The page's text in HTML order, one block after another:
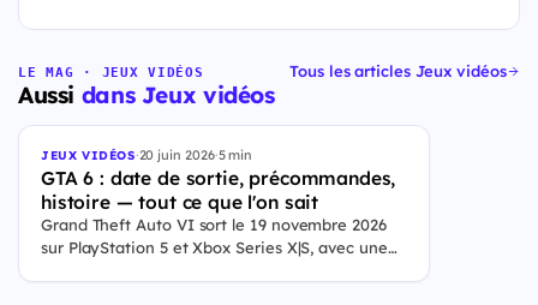
LE MAG · JEUX VIDÉOS
Aussi dans Jeux vidéos
Tous les articles Jeux vidéos
JEUX VIDÉOS·20 juin 2026·5 min
GTA 6 : date de sortie, précommandes,
histoire — tout ce que l'on sait
Grand Theft Auto VI sort le 19 novembre 2026
sur PlayStation 5 et Xbox Series X|S, avec une